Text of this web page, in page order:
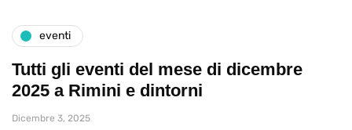
eventi
Tutti gli eventi del mese di dicembre
2025 a Rimini e dintorni
Dicembre 3, 2025